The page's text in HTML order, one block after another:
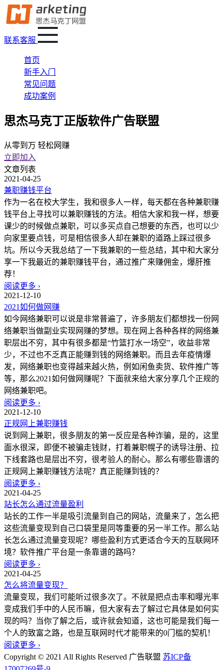
联系客服
首页
新手入门
常见问题
成功案例
思杰马克丁正版软件广告联盟
从零到万 轻松网赚
立即加入
文章列表
2021-04-25
兼职赚钱平台
作为一名在校大学生，我和很多人一样，每天都在各种兼职赚
钱平台上寻找可以兼职赚钱的方法。相信大家和我一样，想要
课少的时候做点兼职，可以多买点自己想要的东西，也可以少
向家里要点钱，可是相信很多人却在兼职的道路上踩过很多
坑。所以今天我总结了一下我兼职的一些总结，其中和大家分
享一下我最近的兼职赚钱平台，通过推广来赚佣金，爆肝推
荐！
阅读更多 ›
2021-12-10
2021如何做网赚
如今网络兼职可以说是非常普遍了，许多朋友们都想找一份网
络兼职当做副业实现网赚的梦想。现在网上各种各样的网络兼
职层出不穷，其中有很多都是“竹篮打水一场空”，收益非常
少，不过也不乏真正能赚到钱的网络兼职。而且去年疫情爆
发，网络兼职也变得越来越火热，例如闲鱼卖货、软件推广等
等，那么2021如何做网赚呢？下面就来给大家分享几个正规的
网络兼职吧。
阅读更多 ›
2021-12-10
正规网上兼职赚钱
说到网上兼职，很多朋友的第一反应是各种诈骗，是的，这里
面水很深，即便不被骗走钱财，打着兼职幌子的诱导注册、拉
下线套路也是层出不穷，很考验人的耐心。那么有哪些靠谱的
正规网上兼职赚钱方法呢？真正能赚到钱的？
阅读更多 ›
2021-04-25
站长怎么通过流量盈利
站长的工作一半是吸引流量到自己的网站，流量来了，怎么把
这些流量变现到自己口袋里是同等重要的另一半工作。那么站
长怎么通过流量变现呢？哪些盈利方式更适合今天的互联网环
境？软件推广平台是一条靠谱的路吗？
阅读更多 ›
2021-04-25
怎么将流量变现？
流量变现，我们可能听过很多次了。不就是把点击率和曝光率
变成我们手中的人民币嘛，但大家有去了解过它具体是如何实
现的吗？当你了解之后，或许就会知道，这也可能是我们每一
个人的致富之路，也是互联网时代才能带来的0门槛的契机！
阅读更多 ›
Copyright © 2021 All Rights Reserved 广告联盟 苏ICP备